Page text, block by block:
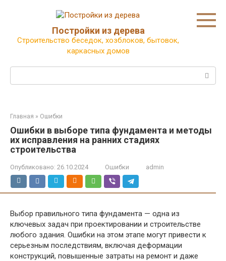
Постройки из дерева
Строительство беседок, хозблоков, бытовок,
каркасных домов
Главная » Ошибки
Ошибки в выборе типа фундамента и методы
их исправления на ранних стадиях
строительства
Опубликовано: 26.10.2024 Ошибки admin
Выбор правильного типа фундамента — одна из
ключевых задач при проектировании и строительстве
любого здания. Ошибки на этом этапе могут привести к
серьезным последствиям, включая деформации
конструкций, повышенные затраты на ремонт и даже